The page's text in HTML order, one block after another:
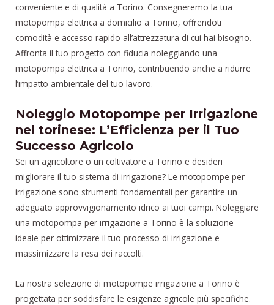
conveniente e di qualità a Torino. Consegneremo la tua
motopompa elettrica a domicilio a Torino, offrendoti
comodità e accesso rapido all’attrezzatura di cui hai bisogno.
Affronta il tuo progetto con fiducia noleggiando una
motopompa elettrica a Torino, contribuendo anche a ridurre
l’impatto ambientale del tuo lavoro.
Noleggio Motopompe per Irrigazione
nel torinese: L’Efficienza per il Tuo
Successo Agricolo
Sei un agricoltore o un coltivatore a Torino e desideri
migliorare il tuo sistema di irrigazione? Le motopompe per
irrigazione sono strumenti fondamentali per garantire un
adeguato approvvigionamento idrico ai tuoi campi. Noleggiare
una motopompa per irrigazione a Torino è la soluzione
ideale per ottimizzare il tuo processo di irrigazione e
massimizzare la resa dei raccolti.
La nostra selezione di motopompe irrigazione a Torino è
progettata per soddisfare le esigenze agricole più specifiche.